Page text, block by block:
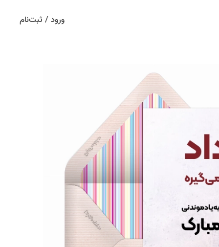
ورود / ثبت‌نام